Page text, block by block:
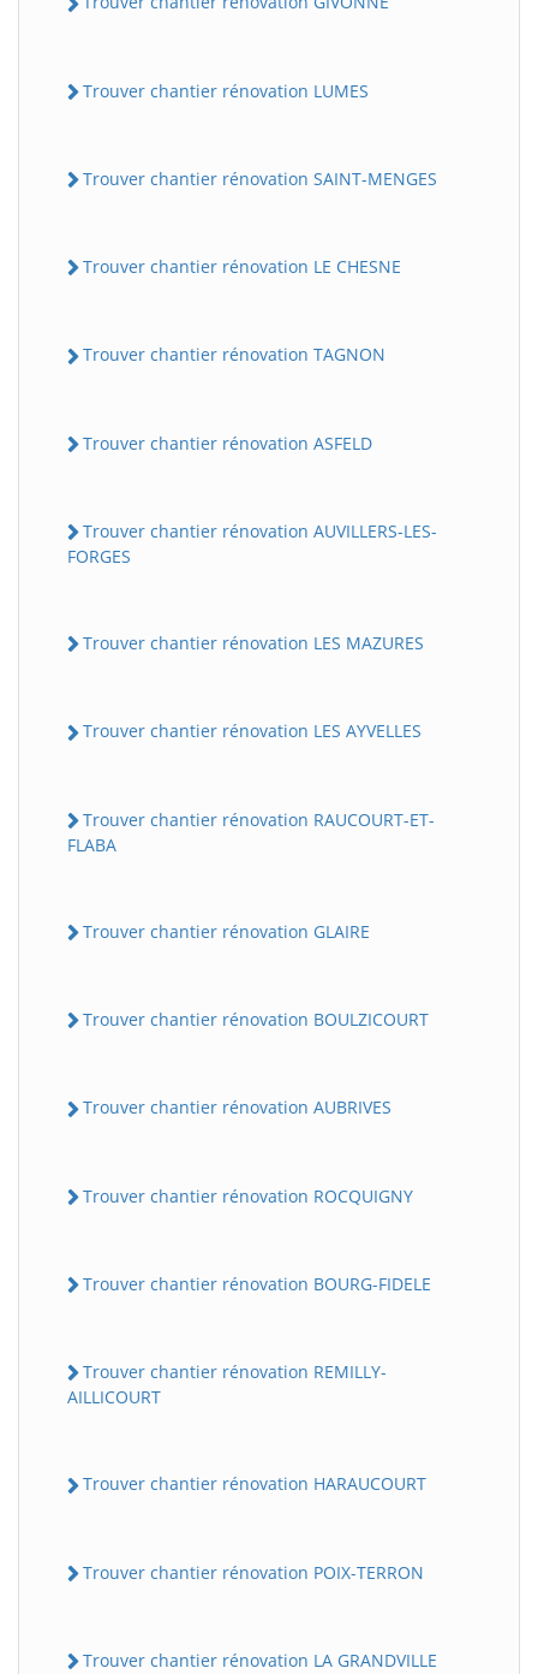
Trouver chantier rénovation LUMES
Trouver chantier rénovation SAINT-MENGES
Trouver chantier rénovation LE CHESNE
Trouver chantier rénovation TAGNON
Trouver chantier rénovation ASFELD
Trouver chantier rénovation AUVILLERS-LES-
FORGES
Trouver chantier rénovation LES MAZURES
Trouver chantier rénovation LES AYVELLES
Trouver chantier rénovation RAUCOURT-ET-
FLABA
Trouver chantier rénovation GLAIRE
Trouver chantier rénovation BOULZICOURT
Trouver chantier rénovation AUBRIVES
Trouver chantier rénovation ROCQUIGNY
Trouver chantier rénovation BOURG-FIDELE
Trouver chantier rénovation REMILLY-
AILLICOURT
Trouver chantier rénovation HARAUCOURT
Trouver chantier rénovation POIX-TERRON
Trouver chantier rénovation LA GRANDVILLE